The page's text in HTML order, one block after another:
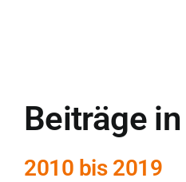
Beiträge
2010 bis 2019